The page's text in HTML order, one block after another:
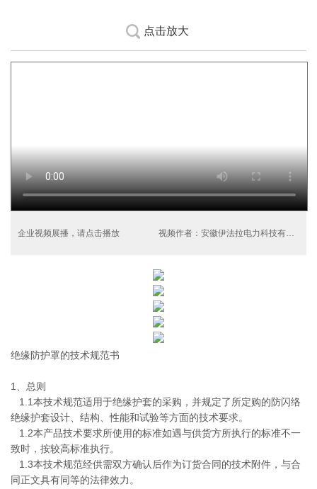
点击放大
企业视频展播，请点击播放 视频作者：安徽伊法拉电力科技有限公司
绝缘防护罩的技术规范书
1、总则
1.1本技术规范适用于绝缘护套的采购，并规定了所定购的防闪络
绝缘护套设计、结构、性能和试验等方面的技术要求。
1.2本产品技术要求所使用的标准如遇与供货方所执行的标准不一
致时，按较高标准执行。
1.3本技术规范经供需双方确认后作为订货合同的技术附件，与合
同正文具有同等的法律效力。